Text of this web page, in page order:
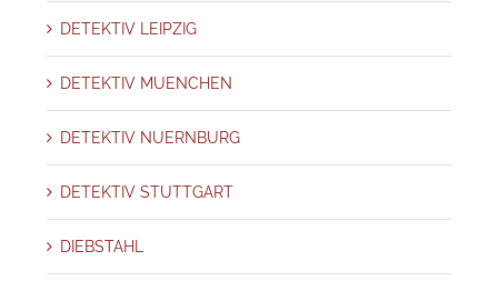
DETEKTIV LEIPZIG
DETEKTIV MUENCHEN
DETEKTIV NUERNBURG
DETEKTIV STUTTGART
DIEBSTAHL